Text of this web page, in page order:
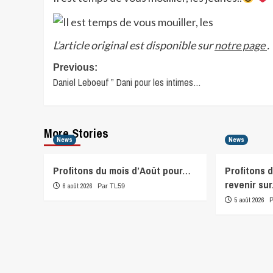
L’article original est disponible surnotre page.
Post
navigation
Previous:
Daniel Leboeuf ” Dani pour les intimes…
More Stories
News
Profitons du mois d’Août pour…
6 août 2026 Par TL59
News
Profitons
revenir
5 août 2026